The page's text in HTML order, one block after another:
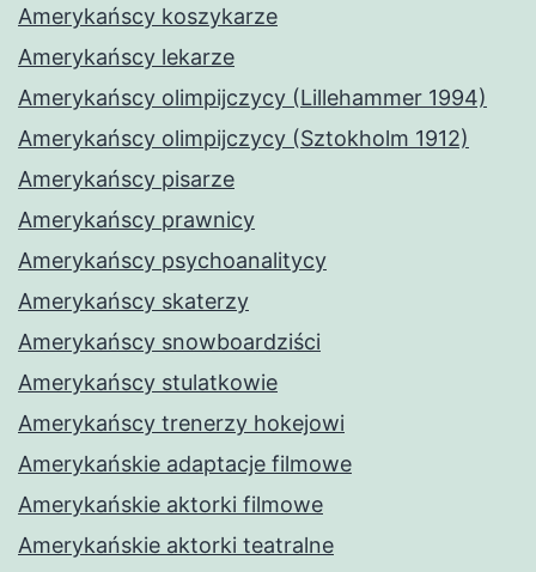
Amerykańscy koszykarze
Amerykańscy lekarze
Amerykańscy olimpijczycy (Lillehammer 1994)
Amerykańscy olimpijczycy (Sztokholm 1912)
Amerykańscy pisarze
Amerykańscy prawnicy
Amerykańscy psychoanalitycy
Amerykańscy skaterzy
Amerykańscy snowboardziści
Amerykańscy stulatkowie
Amerykańscy trenerzy hokejowi
Amerykańskie adaptacje filmowe
Amerykańskie aktorki filmowe
Amerykańskie aktorki teatralne